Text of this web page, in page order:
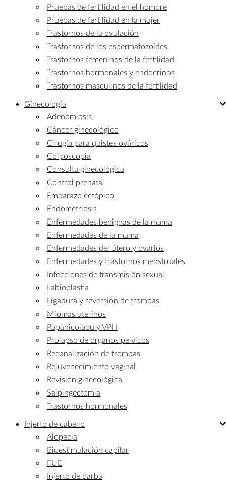
Pruebas de fertilidad en el hombre
Pruebas de fertilidad en la mujer
Trastornos de la ovulación
Trastornos de los espermatozoides
Trastornos femeninos de la fertilidad
Trastornos hormonales y endocrinos
Trastornos masculinos de la fertilidad
Ginecología
Adenomiosis
Cáncer ginecológico
Cirugía para quistes ováricos
Colposcopia
Consulta ginecológica
Control prenatal
Embarazo ectópico
Endometriosis
Enfermedades benignas de la mama
Enfermedades de la mama
Enfermedades del útero y ovarios
Enfermedades y trastornos menstruales
Infecciones de transmisión sexual
Labioplastia
Ligadura y reversión de trompas
Miomas uterinos
Papanicolaou y VPH
Prolapso de organos pelvicos
Recanalización de trompas
Rejuvenecimiento vaginal
Revisión ginecológica
Salpingectomia
Trastornos hormonales
Injerto de cabello
Alopecia
Bioestimulación capilar
FUE
Injerto de barba